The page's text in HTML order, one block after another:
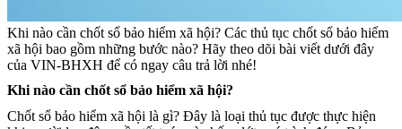
Khi nào cần chốt sổ bảo hiểm xã hội? Các thủ tục chốt sổ bảo hiểm
xã hội bao gồm những bước nào? Hãy theo dõi bài viết dưới đây
của VIN-BHXH để có ngay câu trả lời nhé!
Khi nào cần chốt sổ bảo hiểm xã hội?
Chốt sổ bảo hiểm xã hội là gì? Đây là loại thủ tục được thực hiện